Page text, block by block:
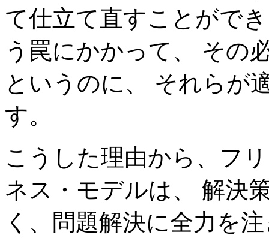
て仕立て直すことがで
う罠にかかって、 その
というのに、 それらが
す。
こうした理由から、フ
ネス・モデルは、 解決
く、問題解決に全力を